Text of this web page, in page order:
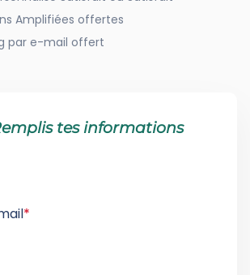
Amplifiées offertes
par e-mail offert
tes informations
*